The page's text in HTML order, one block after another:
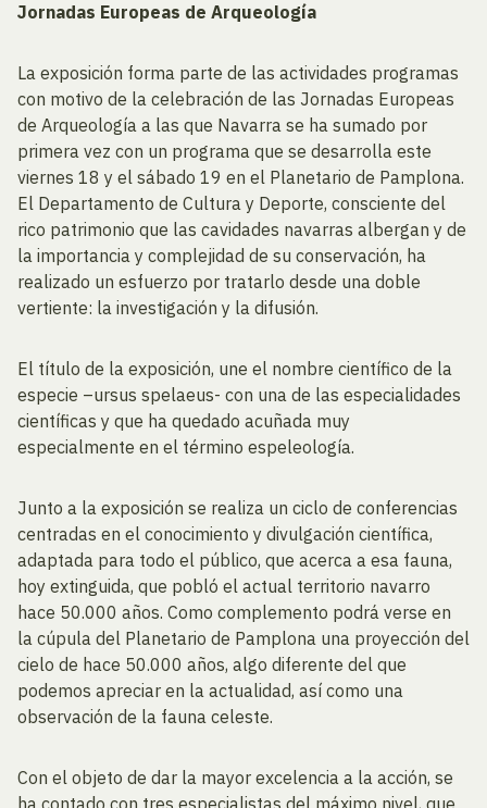
Jornadas Europeas de Arqueología
La exposición forma parte de las actividades programas
con motivo de la celebración de las Jornadas Europeas
de Arqueología a las que Navarra se ha sumado por
primera vez con un programa que se desarrolla este
viernes 18 y el sábado 19 en el Planetario de Pamplona.
El Departamento de Cultura y Deporte, consciente del
rico patrimonio que las cavidades navarras albergan y de
la importancia y complejidad de su conservación, ha
realizado un esfuerzo por tratarlo desde una doble
vertiente: la investigación y la difusión.
El título de la exposición, une el nombre científico de la
especie –ursus spelaeus- con una de las especialidades
científicas y que ha quedado acuñada muy
especialmente en el término espeleología.
Junto a la exposición se realiza un ciclo de conferencias
centradas en el conocimiento y divulgación científica,
adaptada para todo el público, que acerca a esa fauna,
hoy extinguida, que pobló el actual territorio navarro
hace 50.000 años. Como complemento podrá verse en
la cúpula del Planetario de Pamplona una proyección del
cielo de hace 50.000 años, algo diferente del que
podemos apreciar en la actualidad, así como una
observación de la fauna celeste.
Con el objeto de dar la mayor excelencia a la acción, se